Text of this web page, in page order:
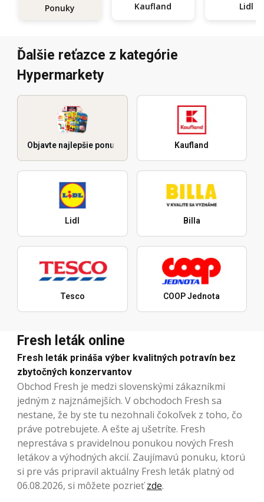
Ponuky Kaufland Lidl
Ďalšie reťazce z kategórie
Hypermarkety
Objavte najlepšie ponuky Kaufland
Lidl Billa
Tesco COOP Jednota
Fresh leták online
Fresh leták prináša výber kvalitných potravín bez
zbytočných konzervantov
Obchod Fresh je medzi slovenskými zákazníkmi
jedným z najznámejších. V obchodoch Fresh sa
nestane, že by ste tu nezohnali čokoľvek z toho, čo
práve potrebujete. A ešte aj ušetríte. Fresh
neprestáva s pravidelnou ponukou nových Fresh
letákov a výhodných akcií. Zaujímavú ponuku, ktorú
si pre vás pripravil aktuálny Fresh leták platný od
06.08.2026, si môžete pozrieťzde.